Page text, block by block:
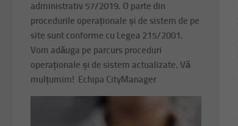
administrativ 57/2019. O parte din
procedurile operaționale și de sistem de pe
site sunt conforme cu Legea 215/2001.
Vom adăuga pe parcurs proceduri
operaționale și de sistem actualizate. Vă
mulțumim! Echipa CityManager